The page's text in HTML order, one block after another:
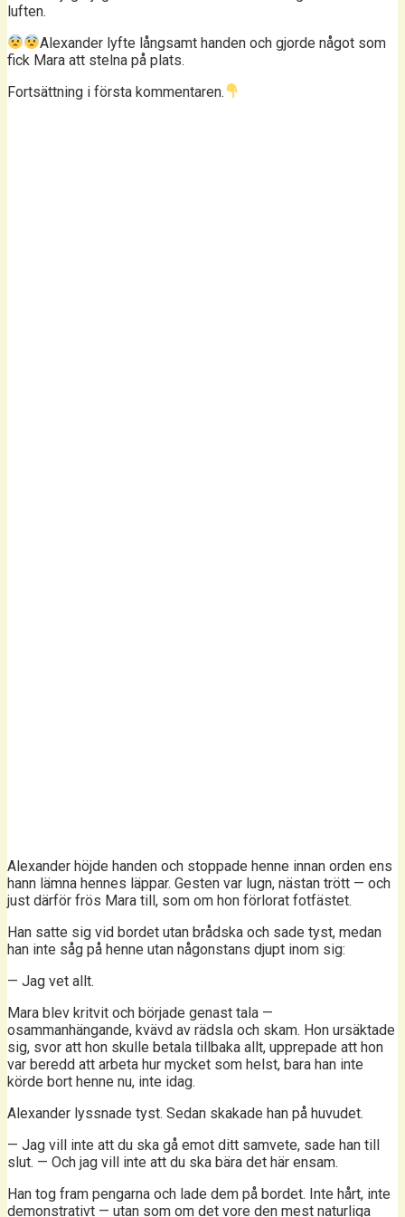
luften.
Alexander lyfte långsamt handen och gjorde något som
fick Mara att stelna på plats.
Fortsättning i första kommentaren.
Alexander höjde handen och stoppade henne innan orden ens
hann lämna hennes läppar. Gesten var lugn, nästan trött — och
just därför frös Mara till, som om hon förlorat fotfästet.
Han satte sig vid bordet utan brådska och sade tyst, medan
han inte såg på henne utan någonstans djupt inom sig:
— Jag vet allt.
Mara blev kritvit och började genast tala —
osammanhängande, kvävd av rädsla och skam. Hon ursäktade
sig, svor att hon skulle betala tillbaka allt, upprepade att hon
var beredd att arbeta hur mycket som helst, bara han inte
körde bort henne nu, inte idag.
Alexander lyssnade tyst. Sedan skakade han på huvudet.
— Jag vill inte att du ska gå emot ditt samvete, sade han till
slut. — Och jag vill inte att du ska bära det här ensam.
Han tog fram pengarna och lade dem på bordet. Inte hårt, inte
demonstrativt — utan som om det vore den mest naturliga